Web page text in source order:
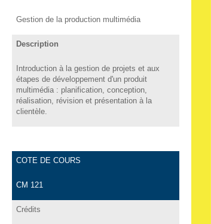
Gestion de la production multimédia
Description
Introduction à la gestion de projets et aux
étapes de développement d'un produit
multimédia : planification, conception,
réalisation, révision et présentation à la
clientèle.
COTE DE COURS
CM 121
Crédits